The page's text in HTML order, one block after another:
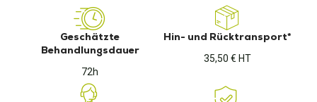
Geschätzte
Behandlungsdauer
72h
Hin- und Rücktransport*
35,50 € HT